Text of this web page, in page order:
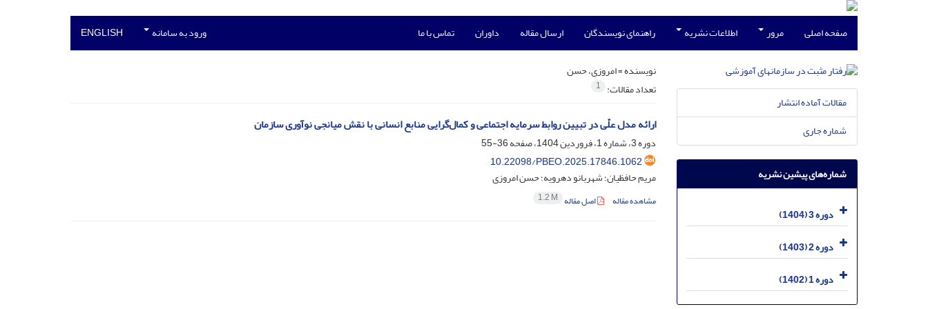
صفحه اصلی مرور اطلاعات نشریه راهنمای نویسندگان ارسال مقاله داوران تماس با ما ورود به سامانه ENGLISH
نویسنده =امروزی، حسن
تعداد مقالات: 1
ارائه مدل علّی در تبیین روابط سرمایه اجتماعی و کمال‌گرایی منابع انسانی با نقش میانجی نوآوری سازمان
دوره 3، شماره 1، فروردین 1404، صفحه
36-55
10.22098/PBEO.2025.17846.1062
مریم حافظیان؛ شهربانو دهرویه؛ حسن امروزی
مشاهده مقاله اصل مقاله 1.2 M
مقالات آماده انتشار
شماره جاری
شماره‌های پیشین نشریه
دوره 3 (1404)
دوره 2 (1403)
دوره 1 (1402)